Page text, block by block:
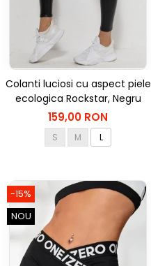
Colanti luciosi cu aspect piele
ecologica Rockstar, Negru
159,00 RON
S M L
-15%
NOU